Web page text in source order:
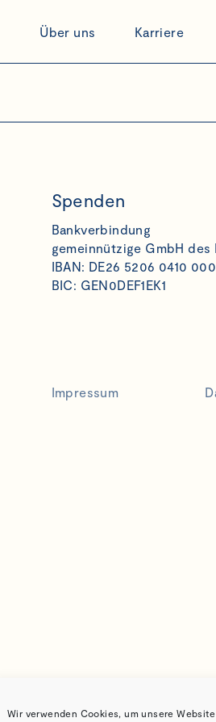
Wir verwenden Cookies, um unsere
Über uns Karriere
Spenden
Bankverbindung
gemeinnützige GmbH
IBAN: DE26 5206 0410
BIC: GEN0DEF1EK1
Impressum